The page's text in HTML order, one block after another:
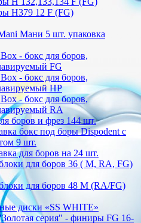
Н379 12 F (FG)
Мани 5 шт. упаковка
- бокс для боров,
FG
- бокс для боров,
HP
- бокс для боров,
RA
боров и фрез 144 шт.
бокс под боры Dispodent с
9 шт.
для боров на 24 шт.
для боров 36 ( М, RA, FG)
для боров 48 М (RA/FG)
диски «SS WHITE»
серия" - финиры FG 16-